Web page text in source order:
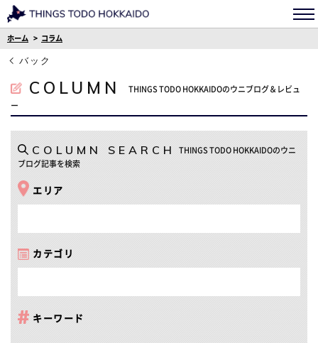
ホーム コラム
バック
COLUMN THINGS TODO HOKKAIDOのウニブログ＆レビュ
ー
COLUMN SEARCH
THINGS TODO HOKKAIDOのウニ
ブログ記事を検索
エリア
カテゴリ
キーワード